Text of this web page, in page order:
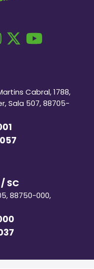
Cabral, 1788,
Sala 507, 88705-
SC
88750-000,